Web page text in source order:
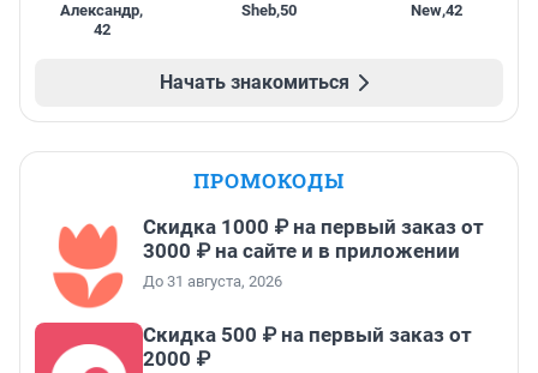
Александр,
42
Sheb,50 New,42
Начать знакомиться
ПРОМОКОДЫ
Скидка 1000 ₽ на первый заказ от
3000 ₽ на сайте и в приложении
До 31 августа, 2026
Скидка 500 ₽ на первый заказ от
2000 ₽